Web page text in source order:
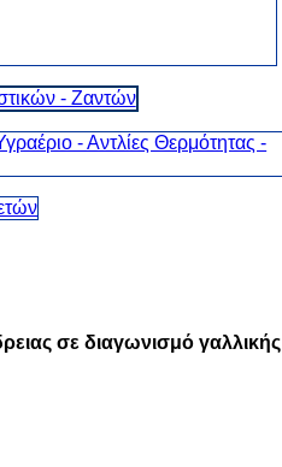
σε διαγωνισμό γαλλικής